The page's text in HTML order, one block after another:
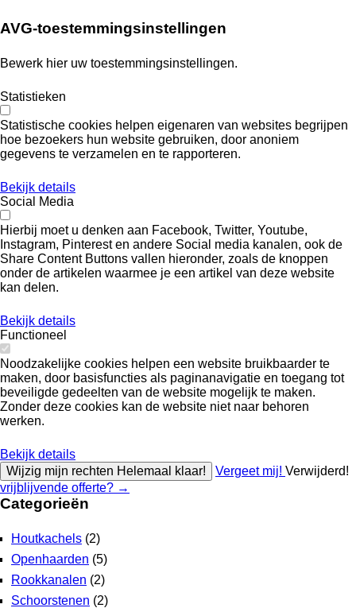
AVG-toestemmingsinstellingen
Bewerk hier uw toestemmingsinstellingen.
Statistieken
Statistische cookies helpen eigenaren van websites begrijpen
hoe bezoekers hun website gebruiken, door anoniem
gegevens te verzamelen en te rapporteren.
Bekijk details
Social Media
Hierbij moet u denken aan Facebook, Twitter, Youtube,
Instagram, Pinterest en andere Social media kanalen, ook de
Share Content Buttons vallen hieronder, zoals de knoppen
onder de artikelen waarmee je een artikel van deze website
kan delen.
Bekijk details
Functioneel
Noodzakelijke cookies helpen een website bruikbaarder te
maken, door basisfuncties als paginanavigatie en toegang tot
beveiligde gedeelten van de website mogelijk te maken.
Zonder deze cookies kan de website niet naar behoren
werken.
Bekijk details
Wijzig mijn rechten Helemaal klaar! Vergeet mij! Verwijderd!
vrijblijvende offerte? →
Categorieën
Houtkachels (2)
Openhaarden (5)
Rookkanalen (2)
Schoorstenen (2)